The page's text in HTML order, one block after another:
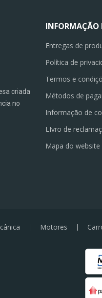
criada
no
INFORMAÇÃO
Entregas de
Política de
Termos e
Métodos de
Informação de
LIvro de
Mapa do website
Motores